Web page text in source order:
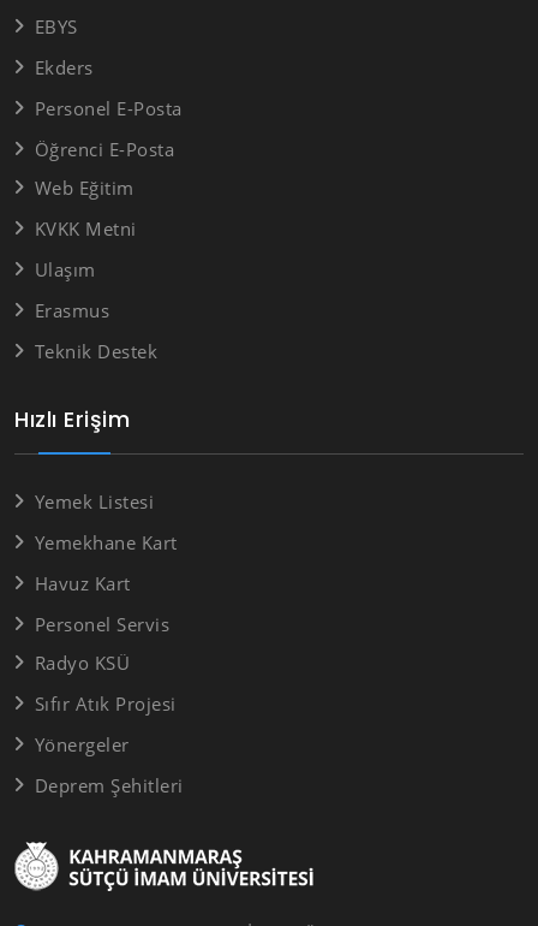
Hızlı Erişim
Yemek Listesi
Yemekhane Kart
Havuz Kart
Personel Servis
Radyo KSÜ
Sıfır Atık Projesi
Yönergeler
Deprem Şehitleri
EBYS
Ekders
Personel E-Posta
Öğrenci E-Posta
Web Eğitim
KVKK Metni
Ulaşım
Erasmus
Teknik Destek